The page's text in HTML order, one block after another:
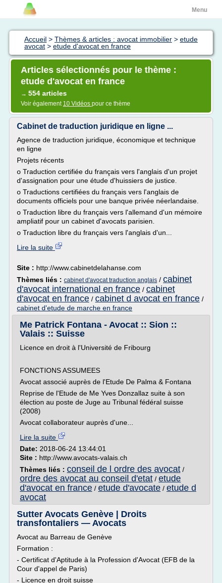
Menu
Accueil > Thèmes & articles : avocat immobilier > etude
avocat > etude d'avocat en france
Articles sélectionnés pour le thème :
etude d'avocat en france
→ 554 articles
Voir également 10 Vidéos pour ce thème
Cabinet de traduction juridique en ligne ...
Agence de traduction juridique, économique et technique
en ligne
Projets récents
o Traduction certifiée du français vers l'anglais d'un projet
d'assignation pour une étude d'huissiers de justice.
o Traductions certifiées du français vers l'anglais de
documents officiels pour une banque privée néerlandaise.
o Traduction libre du français vers l'allemand d'un mémoire
ampliatif pour un cabinet d'avocats parisien.
o Traduction libre du français vers l'anglais d'un...
Lire la suite
Site : http://www.cabinetdelahanse.com
Thèmes liés : cabinet d'avocat traduction anglais / cabinet
d'avocat international en france / cabinet
d'avocat en france / cabinet d avocat en france /
cabinet d'etude de marche en france
Me Patrick Fontana - Avocat :: Sion ::
Valais :: Suisse
Licence en droit à l'Université de Fribourg
FONCTIONS ASSUMEES
Avocat associé auprès de l'Etude De Palma & Fontana
Reprise de l'Etude de Me Yves Donzallaz suite à son
élection au poste de Juge au Tribunal fédéral suisse
(2008)
Avocat collaborateur auprès d'une...
Lire la suite
Date: 2018-06-24 13:44:01
Site : http://www.avocats-valais.ch
Thèmes liés : conseil de l ordre des avocat /
ordre des avocat au conseil d'etat / etude
d'avocat en france / etude d'avocate / etude d
avocat
Sutter Avocats Genève | Droits
transfontaliers — Avocats
Avocat au Barreau de Genève
Formation :
- Certificat d'Aptitude à la Profession d'Avocat (EFB de la
Cour d'appel de Paris)
- Licence en droit suisse